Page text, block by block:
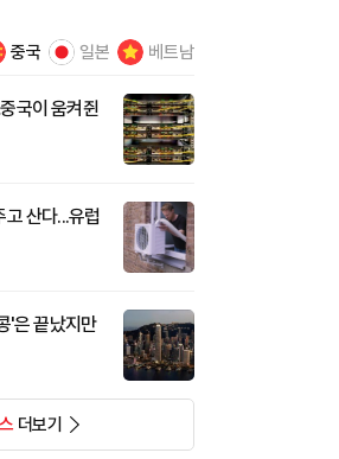
중국 일본 베트남
국이 움켜쥔
산다...유럽
'은 끝났지만
더보기